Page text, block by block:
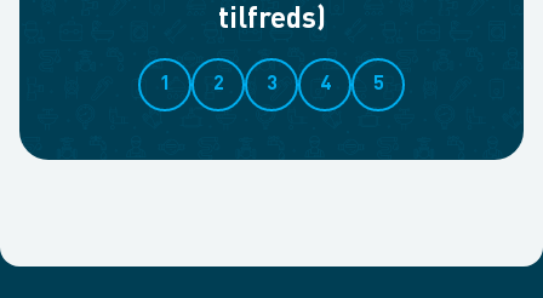
tilfreds)
1 2 3 4 5